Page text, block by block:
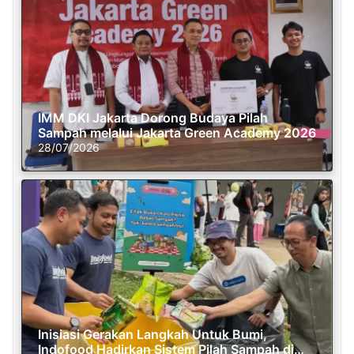
IMM DKI Jakarta Dorong Budaya Pilah
Sampah melalui Jakarta Green Academy 2026
28/07/2026
Inisiasi Gerakan Langkah Untuk Bumi,
Indofood Hadirkan Sistem Pilah Sampah di